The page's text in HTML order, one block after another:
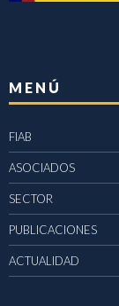
MENÚ
FIAB
ASOCIADOS
SECTOR
PUBLICACIONES
ACTUALIDAD